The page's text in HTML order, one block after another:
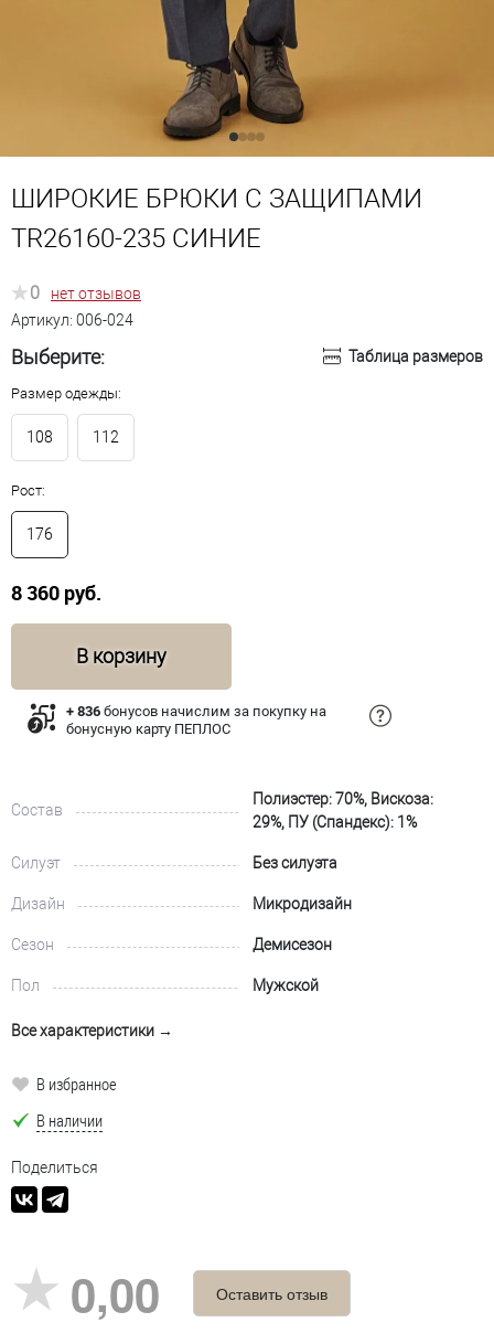
ШИРОКИЕ БРЮКИ С ЗАЩИПАМИ
TR26160-235 СИНИЕ
0
нет отзывов
Артикул: 006-024
Выберите: Таблица размеров
Размер одежды:
108 112
Рост:
176
8 360 руб.
В корзину
+ 836 бонусов начислим за покупку на
бонусную карту ПЕПЛОС
Состав
Полиэстер: 70%, Вискоза:
29%, ПУ (Спандекс): 1%
Силуэт Без силуэта
Дизайн Микродизайн
Сезон Демисезон
Пол Мужской
Все характеристики →
В избранное
В наличии
Поделиться
0,00 Оставить отзыв